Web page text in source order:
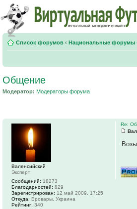
Список форумов ‹ Национальные форумы
Общение
Модератор: Модераторы форума
Re:
Валенсийский
Эксперт
Сообщений: 18273
Благодарностей: 829
Зарегистрирован: 12 май 2009, 17:25
Откуда: Бровары, Украина
Рейтинг: 340